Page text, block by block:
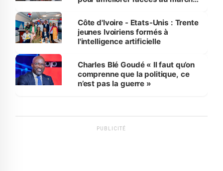
Côte d'Ivoire - Etats-Unis : Trente
jeunes Ivoiriens formés à
l'intelligence artificielle
Charles Blé Goudé « Il faut qu’on
comprenne que la politique, ce
n’est pas la guerre »
PUBLICITÉ